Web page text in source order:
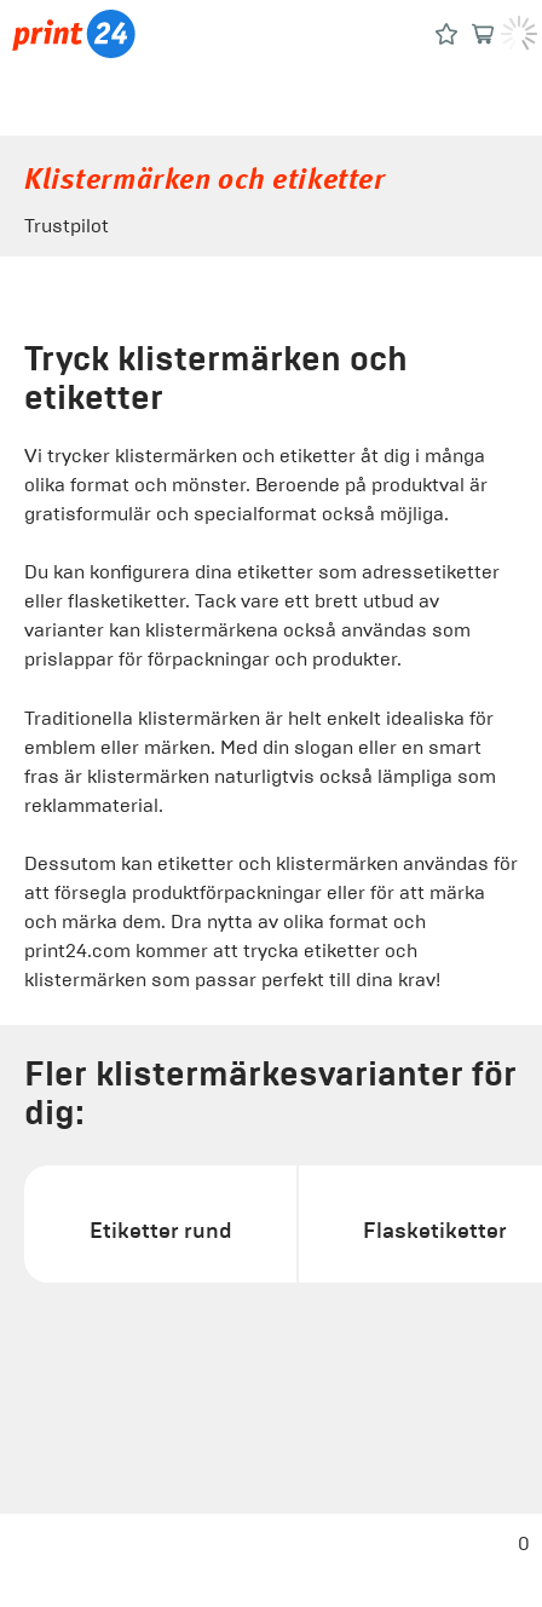
Klistermärken och etiketter
Trustpilot
Tryck klistermärken och
etiketter
Vi trycker klistermärken och etiketter åt dig i många
olika format och mönster. Beroende på produktval är
gratisformulär och specialformat också möjliga.
Du kan konfigurera dina etiketter som adressetiketter
eller flasketiketter. Tack vare ett brett utbud av
varianter kan klistermärkena också användas som
prislappar för förpackningar och produkter.
Traditionella klistermärken är helt enkelt idealiska för
emblem eller märken. Med din slogan eller en smart
fras är klistermärken naturligtvis också lämpliga som
reklammaterial.
Dessutom kan etiketter och klistermärken användas för
att försegla produktförpackningar eller för att märka
och märka dem. Dra nytta av olika format och
print24.com kommer att trycka etiketter och
klistermärken som passar perfekt till dina krav!
Fler klistermärkesvarianter för
dig:
Etiketter rund Flasketiketter
0